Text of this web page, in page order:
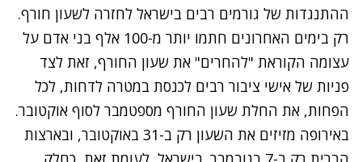
ההתנגדות של גורמים רבים בישראל לחזרה לשעון חורף.
רק בימים האחרונים חתמו יותר מ-100 אלף בני אדם על
עצומה הקוראת "להחרים" את שעון החורף, זאת לצד
פניות של אישי ציבור רבים לכנסת במטרה לדחות, לכל
הפחות, את החלת שעון החורף מספטמבר לסוף אוקטובר.
באירופה מזיזים את השעון רק ב-31 באוקטובר, ובארצות